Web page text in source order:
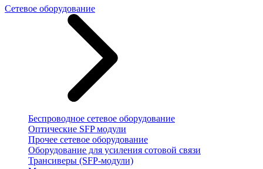
Сетевое оборудование
Беспроводное сетевое оборудование
Оптические SFP модули
Прочее сетевое оборудование
Оборудование для усиления сотовой связи
Трансиверы (SFP-модули)